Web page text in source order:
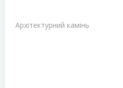
Архітектурний камінь